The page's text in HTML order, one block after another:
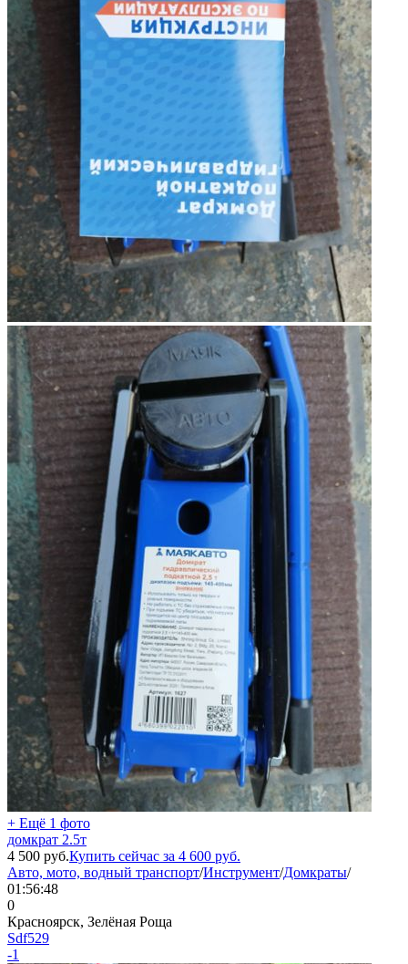
+ Ещё 1 фото
домкрат 2.5т
4 500 руб.Купить сейчас за 4 600 руб.
Авто, мото, водный транспорт/Инструмент/Домкраты/
01:56:48
0
Красноярск, Зелёная Роща
Sdf529
-1